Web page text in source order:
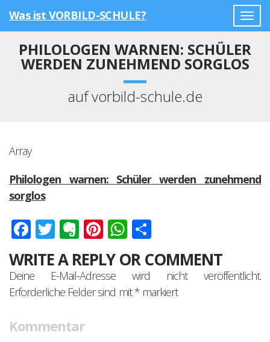
Was ist VORBILD-SCHULE?
PHILOLOGEN WARNEN: SCHÜLER
WERDEN ZUNEHMEND SORGLOS
auf vorbild-schule.de
Array
Philologen warnen: Schüler werden zunehmend
sorglos
Facebook
Twitter
Evernote
Pinterest
WhatsApp
WRITE A REPLY OR COMMENT
Deine E-Mail-Adresse wird nicht veröffentlicht.
Erforderliche Felder sind mit*markiert
Kommentar